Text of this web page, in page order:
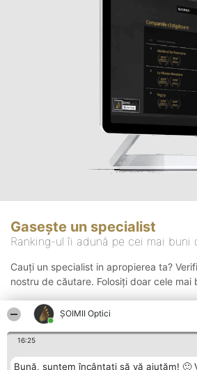
ȘOIMII Optici
16:25
Bună, suntem încântați să vă ajutăm! 🙂
Gasește un specialist
Ranking-ul îi adună pe cei mai buni
Cauți un specialist in apropierea ta?
nostru de căutare. Folosiți doar cele mai